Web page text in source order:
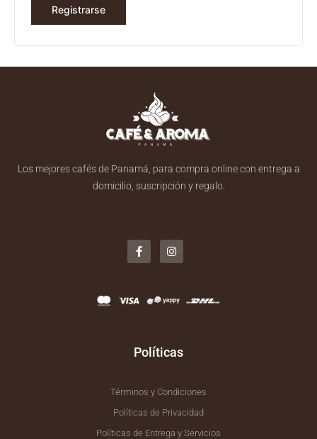
Registrarse
Los mejores cafés de Panamá, para compra online con entrega a
domicilio, suscripción y regalo.
a
c
e
o
k
n
s
t
a
Políticas
Términos y Condiciones
Políticas de Privacidad
Políticas de Entrega y Servicios